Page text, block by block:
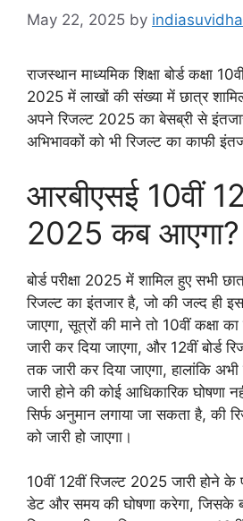
May 22, 2025 by indiasuvidha
राजस्थान माध्यमिक शिक्षा बोर्ड कक्षा
2025 में लाखों की संख्या में छात्र
अपने रिजल्ट 2025 का बेसब्री से
अभिभावकों को भी रिजल्ट का काफी
आरबीएसई 10वीं
2025 कब आएगा?
बोर्ड परीक्षा 2025 में शामिल हुए सभी
रिजल्ट का इंतजार है, जो की जल्द ही
जाएगा, सूत्रों की माने तो 10वीं कक्षा
जारी कर दिया जाएगा, और 12वीं बोर्ड
तक जारी कर दिया जाएगा, हालांकि अभी
जारी होने की कोई आधिकारिक घोषणा
सिर्फ अनुमान लगाया जा सकता है, की
को जारी हो जाएगा।
10वीं 12वीं रिजल्ट 2025 जारी होने के
डेट और समय की घोषणा करेगा, जिसके